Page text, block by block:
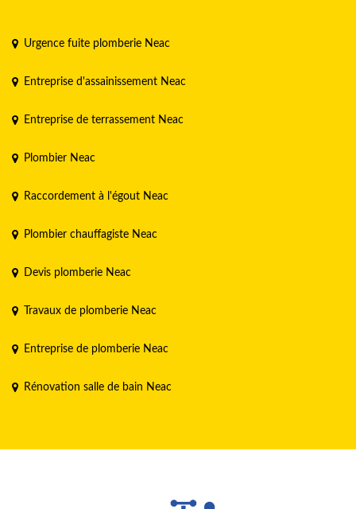
Urgence fuite plomberie Neac
Entreprise d'assainissement Neac
Entreprise de terrassement Neac
Plombier Neac
Raccordement à l'égout Neac
Plombier chauffagiste Neac
Devis plomberie Neac
Travaux de plomberie Neac
Entreprise de plomberie Neac
Rénovation salle de bain Neac